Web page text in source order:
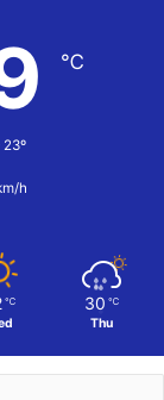
℃
23º
h
℃ 30 ℃
Thu